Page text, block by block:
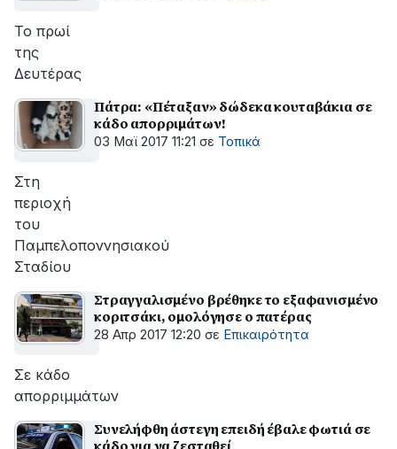
Το πρωί
της
Δευτέρας
Πάτρα: «Πέταξαν» δώδεκα κουταβάκια σε
κάδο απορριμάτων!
03 Μαϊ 2017 11:21 σε Τοπικά
Στη
περιοχή
του
Παμπελοποννησιακού
Σταδίου
Στραγγαλισμένο βρέθηκε το εξαφανισμένο
κοριτσάκι, ομολόγησε ο πατέρας
28 Απρ 2017 12:20 σε Επικαιρότητα
Σε κάδο
απορριμμάτων
Συνελήφθη άστεγη επειδή έβαλε φωτιά σε